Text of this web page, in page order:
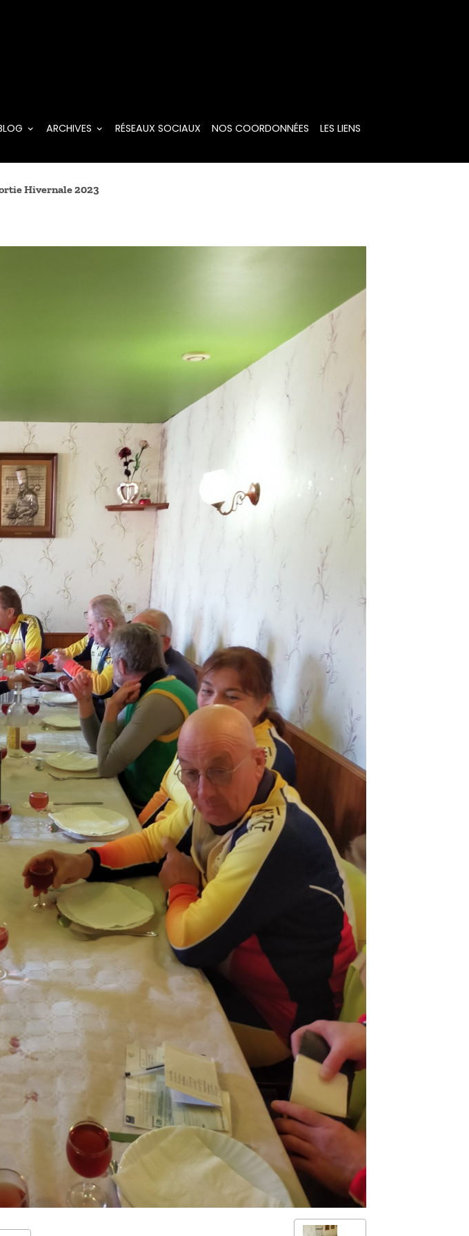
ARCHIVES RÉSEAUX SOCIAUX NOS COORDONNÉES LES LIENS
Hivernale 2023